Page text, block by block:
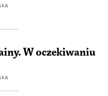
W oczekiwaniu